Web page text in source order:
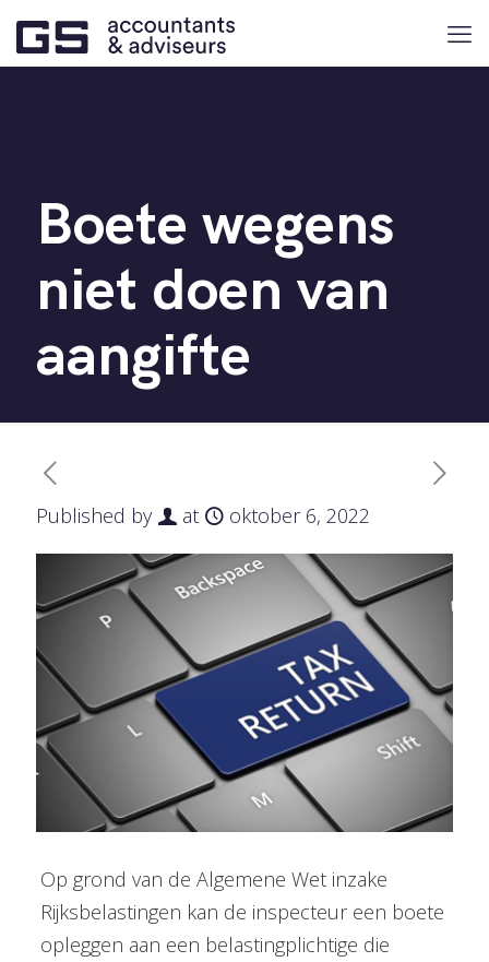
Boete wegens
niet doen van
aangifte
Published by at oktober 6, 2022
Op grond van de Algemene Wet inzake
Rijksbelastingen kan de inspecteur een boete
opleggen aan een belastingplichtige die